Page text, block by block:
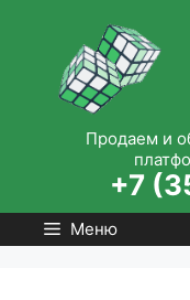
содержимому
Продаем и
+7
Меню